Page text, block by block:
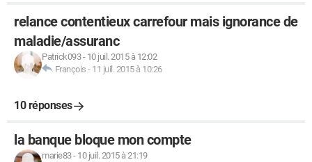
relance contentieux carrefour mais ignorance de
maladie/assuranc
Patrick093- 10 juil. 2015 à 12:02
François - 11 juil. 2015 à 10:26
10 réponses
la banque bloque mon compte
marie83- 10 juil. 2015 à 21:19